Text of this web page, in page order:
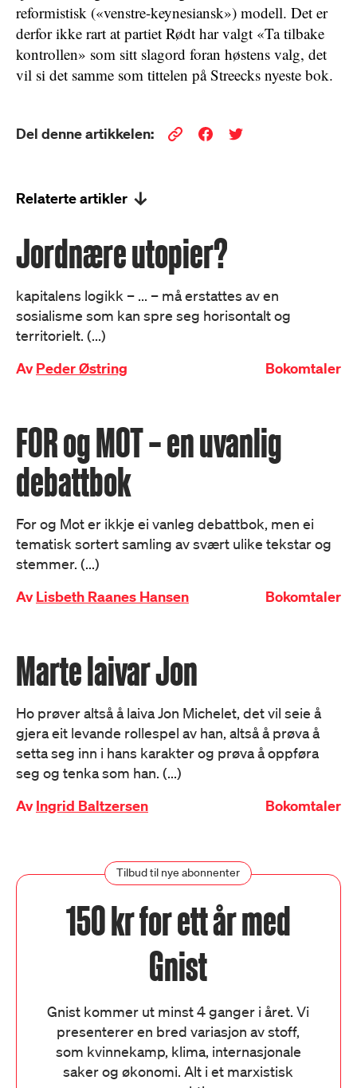
reformistisk («venstre-keynesiansk») modell. Det er
derfor ikke rart at partiet Rødt har valgt «Ta tilbake
kontrollen» som sitt slagord foran høstens valg, det
vil si det samme som tittelen på Streecks nyeste bok.
Del denne artikkelen:
Relaterte artikler
Jordnære utopier?
kapitalens logikk – ... – må erstattes av en
sosialisme som kan spre seg horisontalt og
territorielt. (...)
AvPeder Østring Bokomtaler
FOR og MOT – en uvanlig
debattbok
For og Mot er ikkje ei vanleg debattbok, men ei
tematisk sortert samling av svært ulike tekstar og
stemmer. (...)
AvLisbeth Raanes Hansen Bokomtaler
Marte laivar Jon
Ho prøver altså å laiva Jon Michelet, det vil seie å
gjera eit levande rollespel av han, altså å prøva å
setta seg inn i hans karakter og prøva å oppføra
seg og tenka som han. (...)
AvIngrid Baltzersen Bokomtaler
Tilbud til nye abonnenter
150 kr for ett år med
Gnist
Gnist kommer ut minst 4 ganger i året. Vi
presenterer en bred variasjon av stoff,
som kvinnekamp, klima, internasjonale
saker og økonomi. Alt i et marxistisk